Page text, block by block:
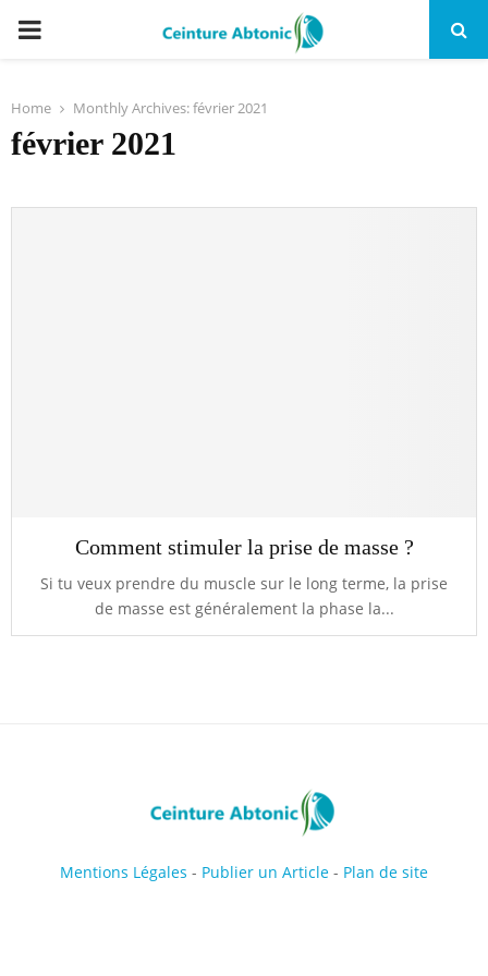
PRIMARY
Home Monthly Archives: février 2021
février 2021
Comment stimuler la prise de masse ?
Si tu veux prendre du muscle sur le long terme, la prise
de masse est généralement la phase la...
Mentions Légales - Publier un Article - Plan de site